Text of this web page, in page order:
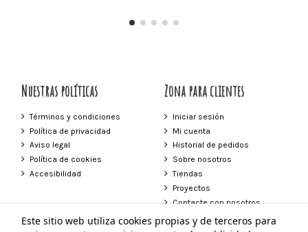
Nuestras políticas
Términos y condiciones
Política de privacidad
Aviso legal
Política de cookies
Accesibilidad
Zona para clientes
Iniciar sesión
Mi cuenta
Historial de pedidos
Sobre nosotros
Tiendas
Proyectos
Contacte con nosotros
Contacto
Este sitio web utiliza cookies propias y de terceros para